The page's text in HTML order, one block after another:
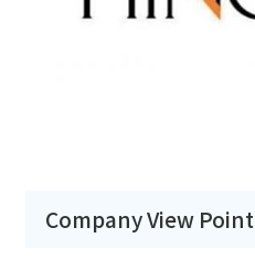
Company View Point